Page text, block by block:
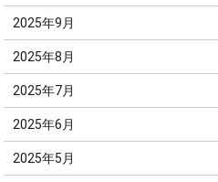
2025年9月
2025年8月
2025年7月
2025年6月
2025年5月